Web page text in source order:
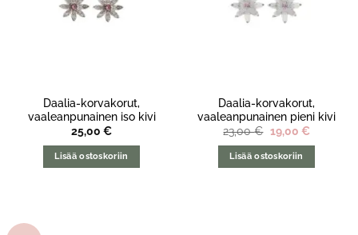
Daalia-korvakorut,
vaaleanpunainen iso kivi
25,00 €
Lisää ostoskoriin
Daalia-korvakorut,
vaaleanpunainen pieni kivi
23,00€ Alkuperäinen
hinta
oli:
23,00 €.
19,00 €Nykyinen
Lisää ostoskoriin